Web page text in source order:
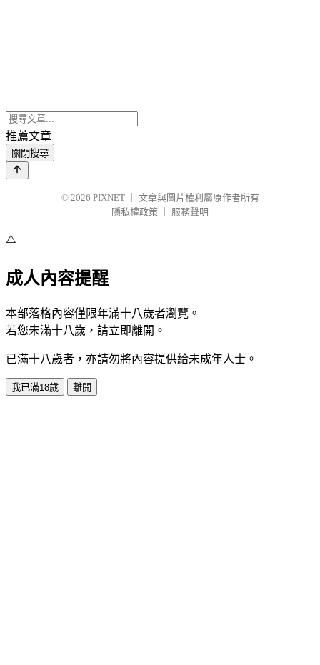
推薦文章
關閉搜尋
© 2026 PIXNET
文章與圖片權利屬原作者所有
隱私權政策
服務聲明
⚠️
成人內容提醒
本部落格內容僅限年滿十八歲者瀏覽。
若您未滿十八歲，請立即離開。
已滿十八歲者，亦請勿將內容提供給未成年人士。
我已滿18歲 離開